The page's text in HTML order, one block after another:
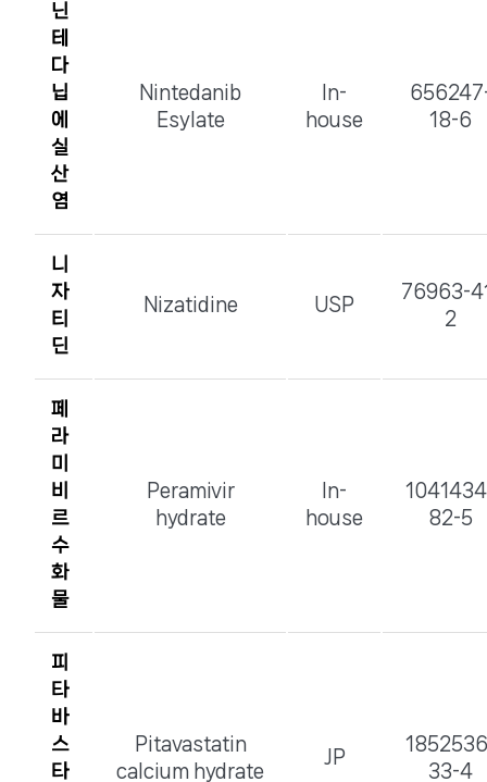
닌
테
다
닙
에
실
산
염
Nintedanib
Esylate
In-
house
18-6
니
자
티
딘
Nizatidine USP
76963-
2
페
라
미
비
르
수
화
물
Peramivir
hydrate
In-
house
82-5
피
타
바
스
타
Pitavastatin
calcium hydrate
JP
33-4